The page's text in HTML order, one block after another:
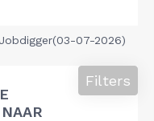
07-2026)
Filters